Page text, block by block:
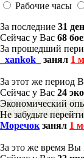
Рабочие часы
За последние 31
Сейчас у Вас 68
За прошедший
_xankok_
занял 1
За этот же период
Сейчас у Вас 24
Экономический
Не забудьте
Моречок занял 1
За это же время Вы